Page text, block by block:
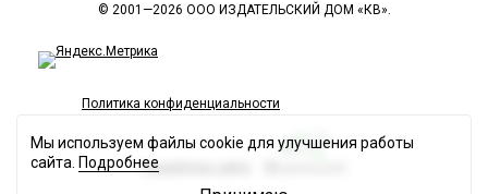
© 2001—2026 ООО ИЗДАТЕЛЬСКИЙ ДОМ «КВ».
Политика конфиденциальности
Разработка сайта
Мы используем файлы cookie для улучшения работы
сайта. Подробнее